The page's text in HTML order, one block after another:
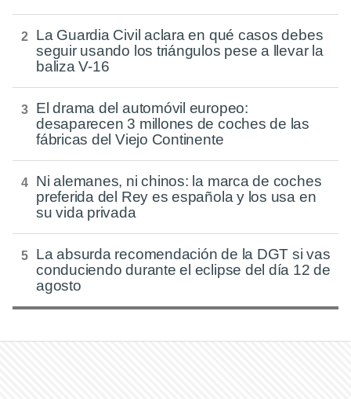
La Guardia Civil aclara en qué casos debes
seguir usando los triángulos pese a llevar la
baliza V-16
El drama del automóvil europeo:
desaparecen 3 millones de coches de las
fábricas del Viejo Continente
Ni alemanes, ni chinos: la marca de coches
preferida del Rey es española y los usa en
su vida privada
La absurda recomendación de la DGT si vas
conduciendo durante el eclipse del día 12 de
agosto